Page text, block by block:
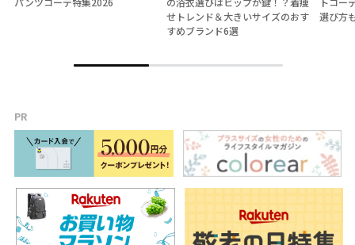
せトレンド＆大きいサイズのおす
すめブランド6選
選び方
PR